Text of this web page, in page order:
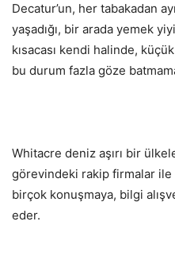
Decatur’un, her tabakadan
yaşadığı, bir arada yemek
kısacası kendi halinde,
bu durum fazla göze
Whitacre deniz aşırı bir
görevindeki rakip firmalar ile
birçok konuşmaya, bilgi
eder.